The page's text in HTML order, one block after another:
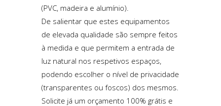
(PVC, madeira e alumínio).
De salientar que estes equipamentos
de elevada qualidade são sempre feitos
à medida e que permitem a entrada de
luz natural nos respetivos espaços,
podendo escolher o nível de privacidade
(transparentes ou foscos) dos mesmos.
Solicite já um orçamento 100% grátis e